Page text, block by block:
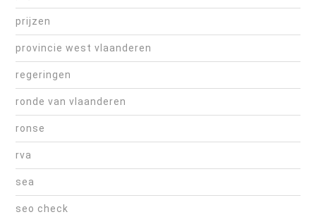
prijzen
provincie west vlaanderen
regeringen
ronde van vlaanderen
ronse
rva
sea
seo check